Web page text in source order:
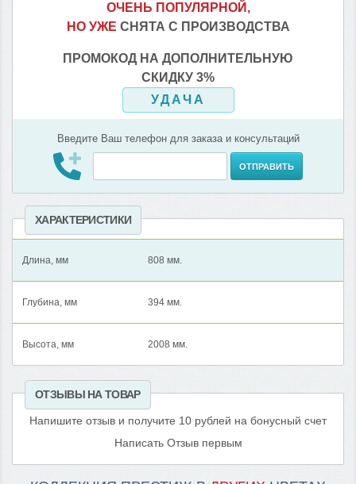
ОЧЕНЬ ПОПУЛЯРНОЙ,
НО УЖЕ СНЯТА С ПРОИЗВОДСТВА
ПРОМОКОД НА ДОПОЛНИТЕЛЬНУЮ
СКИДКУ 3%
УДАЧА
Введите Ваш телефон для заказа и консультаций
ОТПРАВИТЬ
ХАРАКТЕРИСТИКИ
Длина, мм 808 мм.
Глубина, мм 394 мм.
Высота, мм 2008 мм.
ОТЗЫВЫ НА ТОВАР
Напишите отзыв и получите 10 рублей на бонусный счет
Написать Отзыв первым